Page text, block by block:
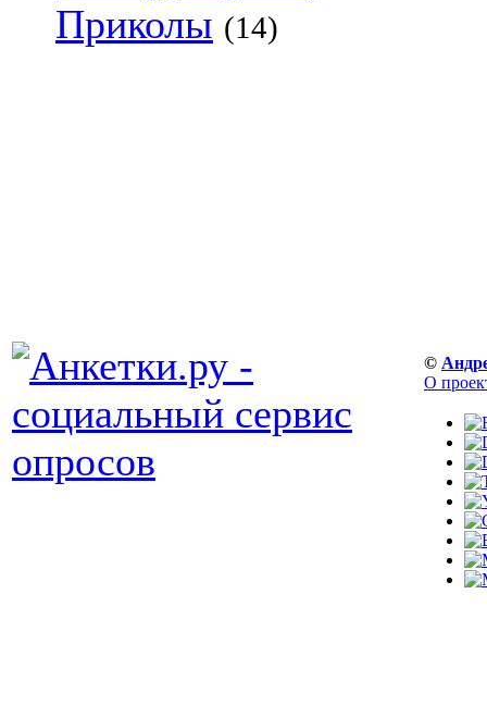
Приколы (14)
©
О